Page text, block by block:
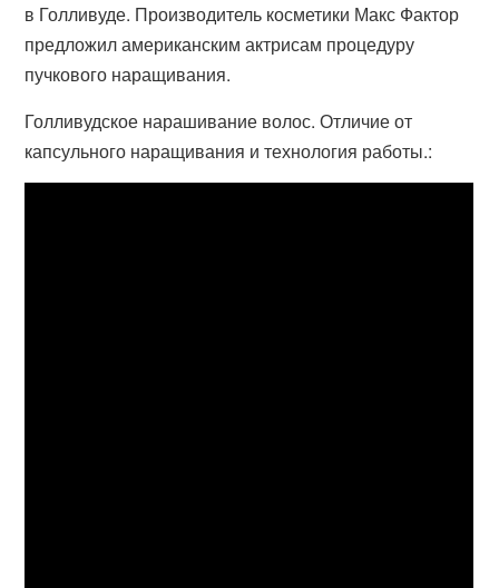
в Голливуде. Производитель косметики Макс Фактор
предложил американским актрисам процедуру
пучкового наращивания.
Голливудское нарашивание волос. Отличие от
капсульного наращивания и технология работы.: